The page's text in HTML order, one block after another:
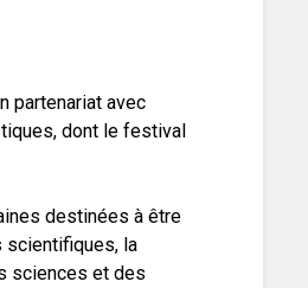
partenariat avec
dont le festival
destinées à être
scientifiques, la
sciences et des